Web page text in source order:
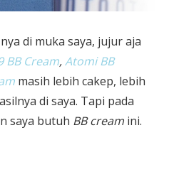
di muka saya, jujur aja
BB Cream,Atomi BB
masih lebih cakep, lebih
di saya. Tapi pada
saya butuh BB cream ini.